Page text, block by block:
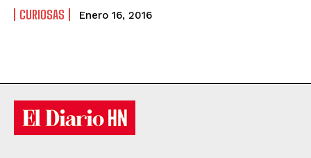
CURIOSAS Enero 16, 2016